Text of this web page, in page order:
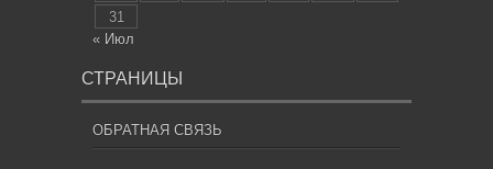
31
« Июл
СТРАНИЦЫ
ОБРАТНАЯ СВЯЗЬ